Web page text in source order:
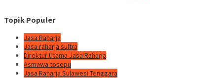
Topik Populer
Jasa Raharja
Jasa raharja sultra
Direktur Utama Jasa Raharja
Asmawa tosepu
Jasa Raharja Sulawesi Tenggara